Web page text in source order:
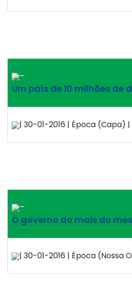
–
Um país de 10 milhões de
| 30-01-2016 | Época (Capa) |
–
O governo do mais do
| 30-01-2016 | Época (Nossa